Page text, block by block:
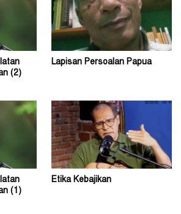
(2)
Lapisan Persoalan Papua
(1)
Etika Kebajikan